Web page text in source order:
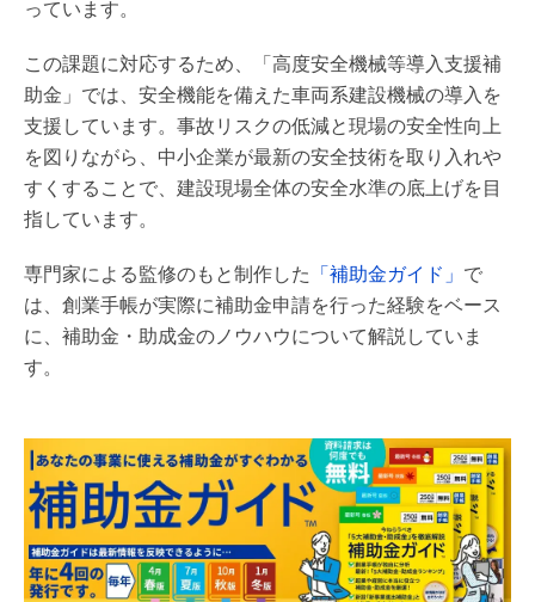
っています。
この課題に対応するため、「高度安全機械等導入支援補
助金」では、安全機能を備えた車両系建設機械の導入を
支援しています。事故リスクの低減と現場の安全性向上
を図りながら、中小企業が最新の安全技術を取り入れや
すくすることで、建設現場全体の安全水準の底上げを目
指しています。
専門家による監修のもと制作した 「補助金ガイド」 で
は、創業手帳が実際に補助金申請を行った経験をベース
に、補助金・助成金のノウハウについて解説していま
す。